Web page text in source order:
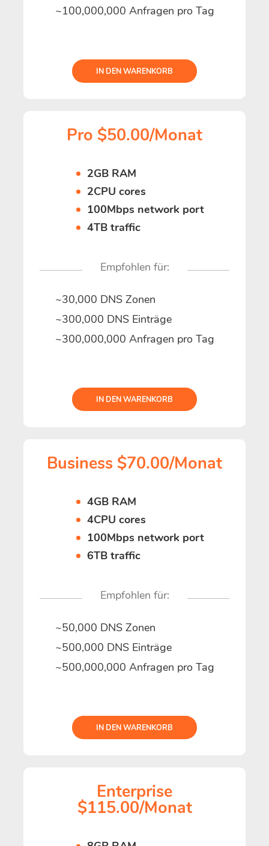
~100,000,000 Anfragen pro Tag
IN DEN WARENKORB
Pro $50.00/Monat
2GB RAM
2CPU cores
100Mbps network port
4TB traffic
Empfohlen für:
~30,000 DNS Zonen
~300,000 DNS Einträge
~300,000,000 Anfragen pro Tag
IN DEN WARENKORB
Business $70.00/Monat
4GB RAM
4CPU cores
100Mbps network port
6TB traffic
Empfohlen für:
~50,000 DNS Zonen
~500,000 DNS Einträge
~500,000,000 Anfragen pro Tag
IN DEN WARENKORB
Enterprise
$115.00/Monat